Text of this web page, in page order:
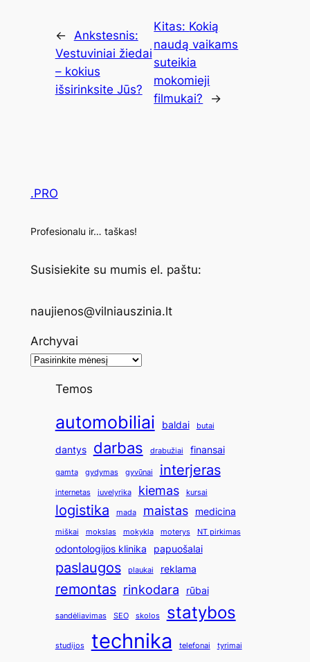
← Ankstesnis:
Vestuviniai žiedai
– kokius
išsirinksite Jūs?
Kitas: Kokią
naudą vaikams
suteikia
mokomieji
filmukai?
→
.PRO
Profesionalu ir… taškas!
Susisiekite su mumis el. paštu:
naujienos@vilniauszinia.lt
Archyvai
Temos
automobiliai baldai butai
dantys darbas drabužiai finansai
gamta gydymas gyvūnai interjeras
internetas juvelyrika kiemas kursai
logistika mada maistas medicina
miškai mokslas mokykla moterys NT pirkimas
odontologijos klinika papuošalai
paslaugos plaukai reklama
remontas rinkodara rūbai
sandėliavimas SEO skolos statybos
studijos technika telefonai tyrimai